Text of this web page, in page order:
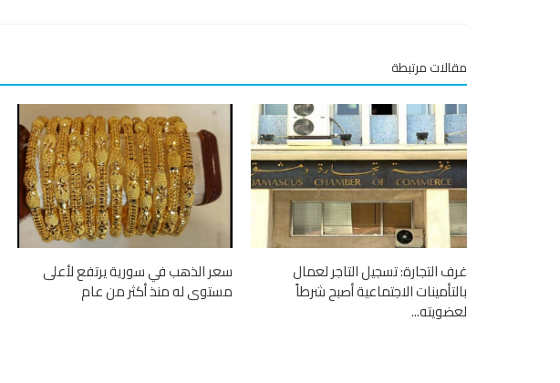
مقالات مرتبطة
غرف التجارة: تسجيل التاجر لعمال
بالتأمينات الاجتماعية أصبح شرطاً
لعضويته...
سعر الذهب في سورية يرتفع لأعلى
مستوى له منذ أكثر من عام